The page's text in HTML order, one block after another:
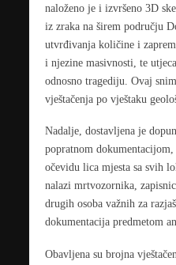
naloženo je i izvršeno 3D
iz zraka na širem području
utvrđivanja količine i
i njezine masivnosti, te
odnosno tragediju. Ovaj
vještačenja po vještaku
Nadalje, dostavljena je
popratnom
očevidu lica mjesta sa svih
nalazi mrtvozornika,
drugih osoba važnih za
dokumentacija predmetom
Obavljena su brojna